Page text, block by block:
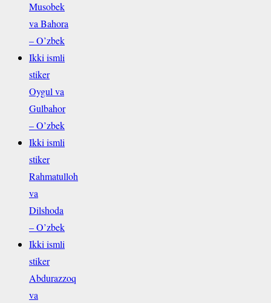
Musobek
va Bahora
– O’zbek
Ikki ismli
stiker
Oygul va
Gulbahor
– O’zbek
Ikki ismli
stiker
Rahmatulloh
va
Dilshoda
– O’zbek
Ikki ismli
stiker
Abdurazzoq
va